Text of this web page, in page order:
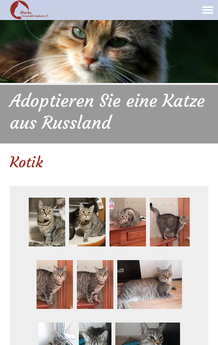
Adoptieren Sie eine Katze
aus Russland
Kotik